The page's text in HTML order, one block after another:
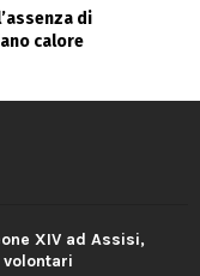
di
calore
XIV ad Assisi,